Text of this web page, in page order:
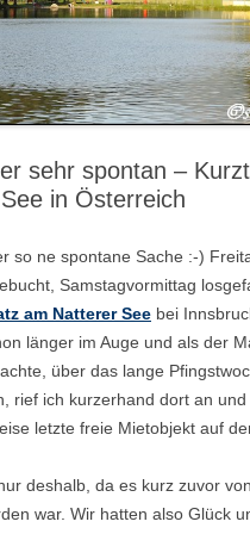
sehr spontan –
in Österreich
so ne spontane Sache :-)
Samstagvormittag
am Natterer See bei
länger im Auge und als der
über das lange
rief ich kurzerhand dort an
letzte freie Mietobjekt auf
deshalb, da es kurz zuvor
war. Wir hatten also Glück